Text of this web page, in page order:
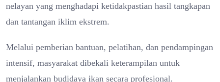
nelayan yang menghadapi ketidakpastian hasil tangkapan
dan tantangan iklim ekstrem.
Melalui pemberian bantuan, pelatihan, dan pendampingan
intensif, masyarakat dibekali keterampilan untuk
menjalankan budidaya ikan secara profesional.